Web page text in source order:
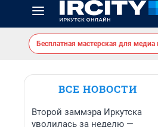
Бесплатная мастерская для медиа
ВСЕ НОВОСТИ
Второй заммэра Иркутска
уволилась за неделю —